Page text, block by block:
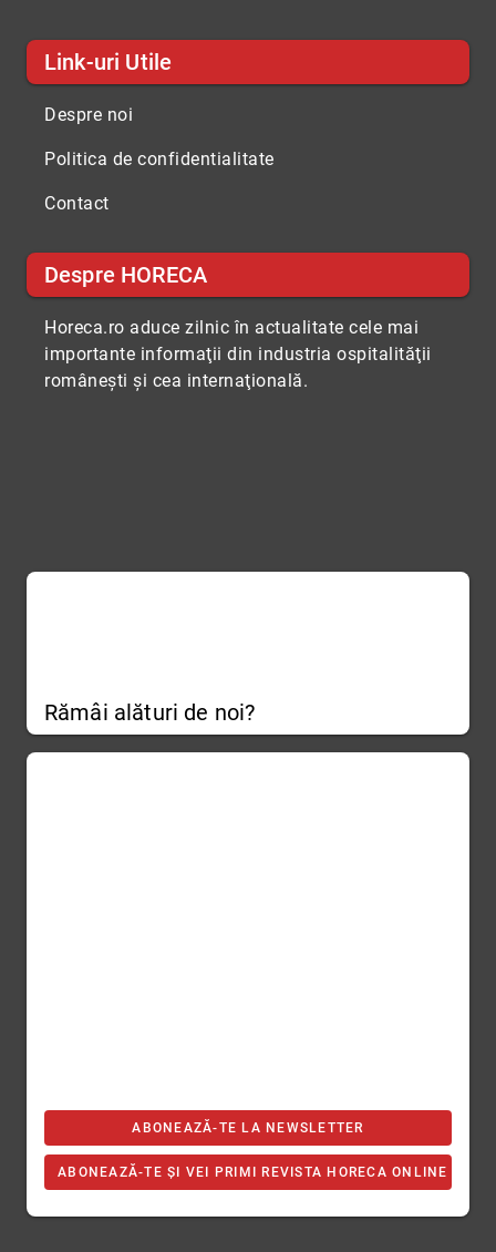
Link-uri Utile
Despre noi
Politica de confidentialitate
Contact
Despre HORECA
Horeca.ro aduce zilnic în actualitate cele mai
importante informaţii din industria ospitalităţii
româneşti şi cea internaţională.
Rămâi alături de noi?
ABONEAZĂ-TE LA NEWSLETTER
ABONEAZĂ-TE ȘI VEI PRIMI REVISTA HORECA ONLINE